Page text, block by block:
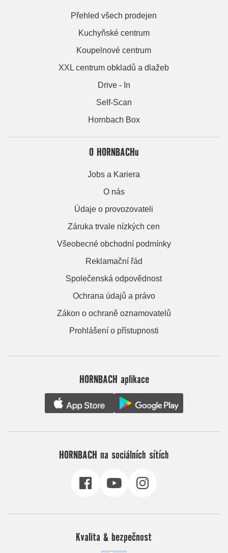
Přehled všech prodejen
Kuchyňské centrum
Koupelnové centrum
XXL centrum obkladů a dlažeb
Drive - In
Self-Scan
Hornbach Box
O HORNBACHu
Jobs a Kariera
O nás
Údaje o provozovateli
Záruka trvale nízkých cen
Všeobecné obchodní podmínky
Reklamační řád
Společenská odpovědnost
Ochrana údajů a právo
Zákon o ochraně oznamovatelů
Prohlášení o přístupnosti
HORNBACH aplikace
HORNBACH na sociálních sítích
Kvalita & bezpečnost